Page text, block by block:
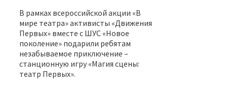
В рамках всероссийской акции «В
мире театра» активисты «Движения
Первых» вместе с ШУС «Новое
поколение» подарили ребятам
незабываемое приключение –
станционную игру «Магия сцены:
театр Первых».